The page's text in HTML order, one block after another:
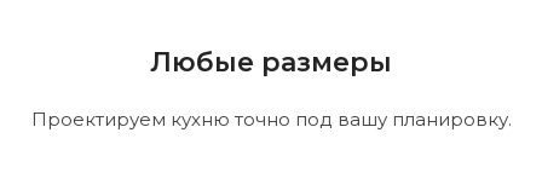
Любые размеры
Проектируем кухню точно под вашу планировку.